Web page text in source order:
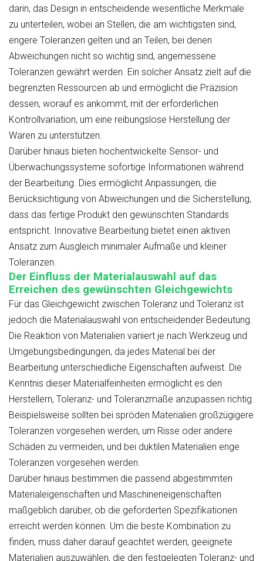
darin, das Design in entscheidende wesentliche Merkmale
zu unterteilen, wobei an Stellen, die am wichtigsten sind,
engere Toleranzen gelten und an Teilen, bei denen
Abweichungen nicht so wichtig sind, angemessene
Toleranzen gewährt werden. Ein solcher Ansatz zielt auf die
begrenzten Ressourcen ab und ermöglicht die Präzision
dessen, worauf es ankommt, mit der erforderlichen
Kontrollvariation, um eine reibungslose Herstellung der
Waren zu unterstützen.
Darüber hinaus bieten hochentwickelte Sensor- und
Überwachungssysteme sofortige Informationen während
der Bearbeitung. Dies ermöglicht Anpassungen, die
Berücksichtigung von Abweichungen und die Sicherstellung,
dass das fertige Produkt den gewünschten Standards
entspricht. Innovative Bearbeitung bietet einen aktiven
Ansatz zum Ausgleich minimaler Aufmaße und kleiner
Toleranzen.
Der Einfluss der Materialauswahl auf das
Erreichen des gewünschten Gleichgewichts
Für das Gleichgewicht zwischen Toleranz und Toleranz ist
jedoch die Materialauswahl von entscheidender Bedeutung.
Die Reaktion von Materialien variiert je nach Werkzeug und
Umgebungsbedingungen, da jedes Material bei der
Bearbeitung unterschiedliche Eigenschaften aufweist. Die
Kenntnis dieser Materialfeinheiten ermöglicht es den
Herstellern, Toleranz- und Toleranzmaße anzupassen richtig.
Beispielsweise sollten bei spröden Materialien großzügigere
Toleranzen vorgesehen werden, um Risse oder andere
Schäden zu vermeiden, und bei duktilen Materialien enge
Toleranzen vorgesehen werden.
Darüber hinaus bestimmen die passend abgestimmten
Materialeigenschaften und Maschineneigenschaften
maßgeblich darüber, ob die geforderten Spezifikationen
erreicht werden können. Um die beste Kombination zu
finden, muss daher darauf geachtet werden, geeignete
Materialien auszuwählen, die den festgelegten Toleranz- und